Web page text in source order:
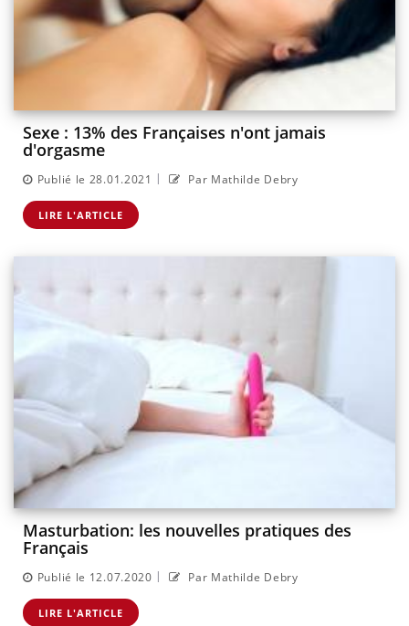
Sexe : 13% des Françaises n'ont jamais
d'orgasme
Publié le 28.01.2021 | Par Mathilde Debry
LIRE L'ARTICLE
Masturbation: les nouvelles pratiques des
Français
Publié le 12.07.2020 | Par Mathilde Debry
LIRE L'ARTICLE